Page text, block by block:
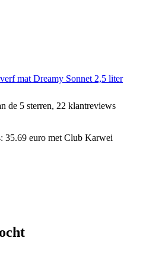
mat Dreamy Sonnet 2,5 liter
de 5 sterren, 22 klantreviews
35.69 euro met Club Karwei